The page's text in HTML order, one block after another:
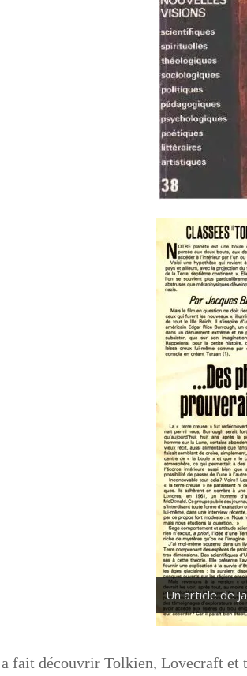
Un article de
fait découvrir Tolkien, Lovecraft et